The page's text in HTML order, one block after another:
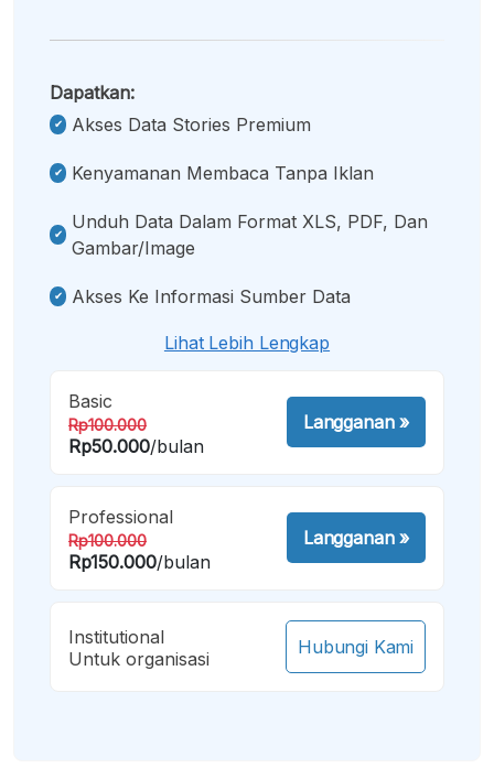
Dapatkan:
Akses Data Stories Premium
Kenyamanan Membaca Tanpa Iklan
Unduh Data Dalam Format XLS, PDF, Dan
Gambar/image
Akses Ke Informasi Sumber Data
Lihat Lebih Lengkap
Basic
Rp100.000
Rp50.000/bulan
Langganan»
Professional
Rp100.000
Rp150.000/bulan
Langganan»
Institutional
Untuk organisasi
Hubungi Kami